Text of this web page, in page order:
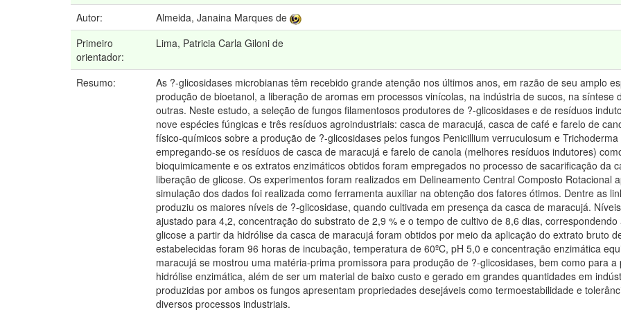
Autor:
Almeida, Janaina Marques de
Primeiro
orientador:
Lima, Patricia Carla Giloni de
Resumo:
As ?-glicosidases microbianas têm recebido grande atenção nos últimos anos, em razão de seu amplo
produção de bioetanol, a liberação de aromas em processos vinícolas, na indústria de sucos, na
outras. Neste estudo, a seleção de fungos filamentosos produtores de ?-glicosidases e de resíduos
nove espécies fúngicas e três resíduos agroindustriais: casca de maracujá, casca de café e farelo de
físico-químicos sobre a produção de ?-glicosidases pelos fungos Penicillium verruculosum e
empregando-se os resíduos de casca de maracujá e farelo de canola (melhores resíduos indutores)
bioquimicamente e os extratos enzimáticos obtidos foram empregados no processo de sacarificação da
liberação de glicose. Os experimentos foram realizados em Delineamento Central Composto Rotacional
simulação dos dados foi realizada como ferramenta auxiliar na obtenção dos fatores ótimos. Dentre as
produziu os maiores níveis de ?-glicosidase, quando cultivada em presença da casca de maracujá.
ajustado para 4,2, concentração do substrato de 2,9 % e o tempo de cultivo de 8,6 dias,
glicose a partir da hidrólise da casca de maracujá foram obtidos por meio da aplicação do extrato bruto
estabelecidas foram 96 horas de incubação, temperatura de 60ºC, pH 5,0 e concentração enzimática
maracujá se mostrou uma matéria-prima promissora para produção de ?-glicosidases, bem como para
hidrólise enzimática, além de ser um material de baixo custo e gerado em grandes quantidades em
produzidas por ambos os fungos apresentam propriedades desejáveis como termoestabilidade e
diversos processos industriais.